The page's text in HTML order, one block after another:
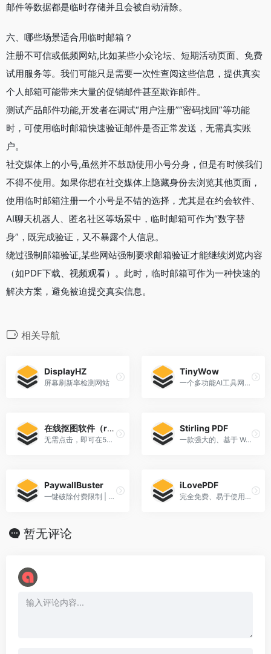
邮件等数据都是临时存储并且会被自动清除。
六、哪些场景适合用临时邮箱？
注册不可信或低频网站,比如某些小众论坛、短期活动页面、免费
试用服务等。我们可能只是需要一次性查阅这些信息，提供真实
个人邮箱可能带来大量的促销邮件甚至欺诈邮件。
测试产品邮件功能,开发者在调试“用户注册”“密码找回”等功能
时，可使用临时邮箱快速验证邮件是否正常发送，无需真实账
户。
社交媒体上的小号,虽然并不鼓励使用小号分身，但是有时候我们
不得不使用。如果你想在社交媒体上隐藏身份去浏览其他页面，
使用临时邮箱注册一个小号是不错的选择，尤其是在约会软件、
AI聊天机器人、匿名社区等场景中，临时邮箱可作为“数字替
身”，既完成验证，又不暴露个人信息。
绕过强制邮箱验证,某些网站强制要求邮箱验证才能继续浏览内容
（如PDF下载、视频观看）。此时，临时邮箱可作为一种快速的
解决方案，避免被迫提交真实信息。
相关导航
DisplayHZ
屏幕刷新率检测网站
TinyWow
一个多功能AI工具网站，提供多种免费工具，无需注册或登录即可使用。‌
在线抠图软件（remove.bg）
无需点击，即可在5秒钟内 100% 自动消除背景
Stirling PDF
一款强大的、基于 Web 的开源 PDF 处理工具
PaywallBuster
一键破除付费限制 | 免费无需注册
iLovePDF
完全免费、易于使用、丰富的PDF处理工具
暂无评论